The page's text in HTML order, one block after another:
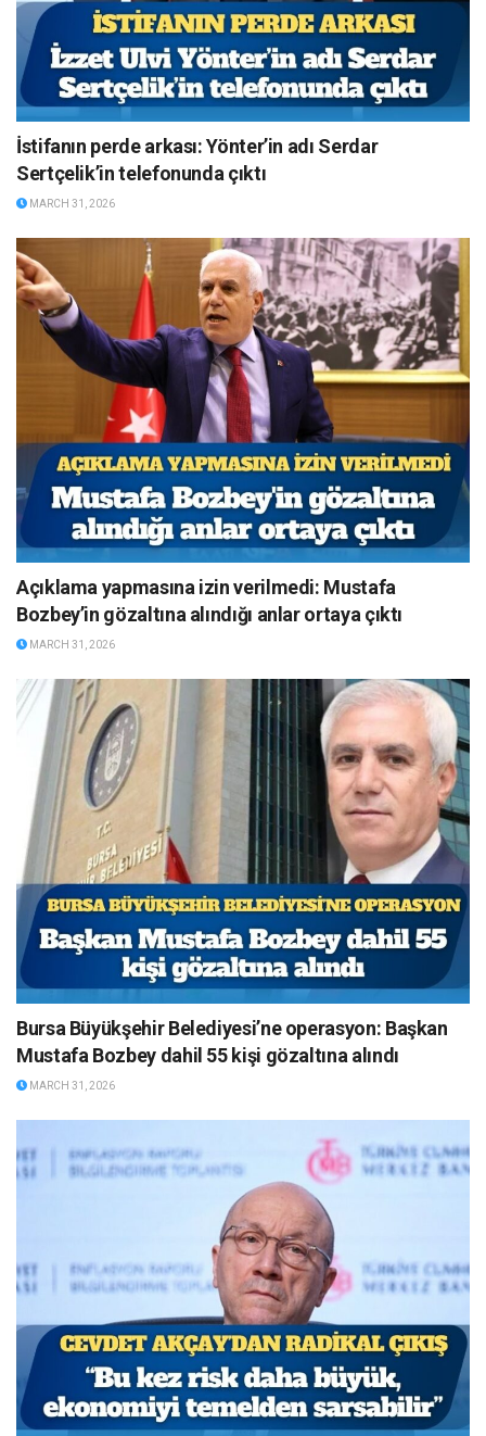
İstifanın perde arkası: Yönter’in adı Serdar
Sertçelik’in telefonunda çıktı
MARCH 31, 2026
Açıklama yapmasına izin verilmedi: Mustafa
Bozbey’in gözaltına alındığı anlar ortaya çıktı
MARCH 31, 2026
Bursa Büyükşehir Belediyesi’ne operasyon: Başkan
Mustafa Bozbey dahil 55 kişi gözaltına alındı
MARCH 31, 2026